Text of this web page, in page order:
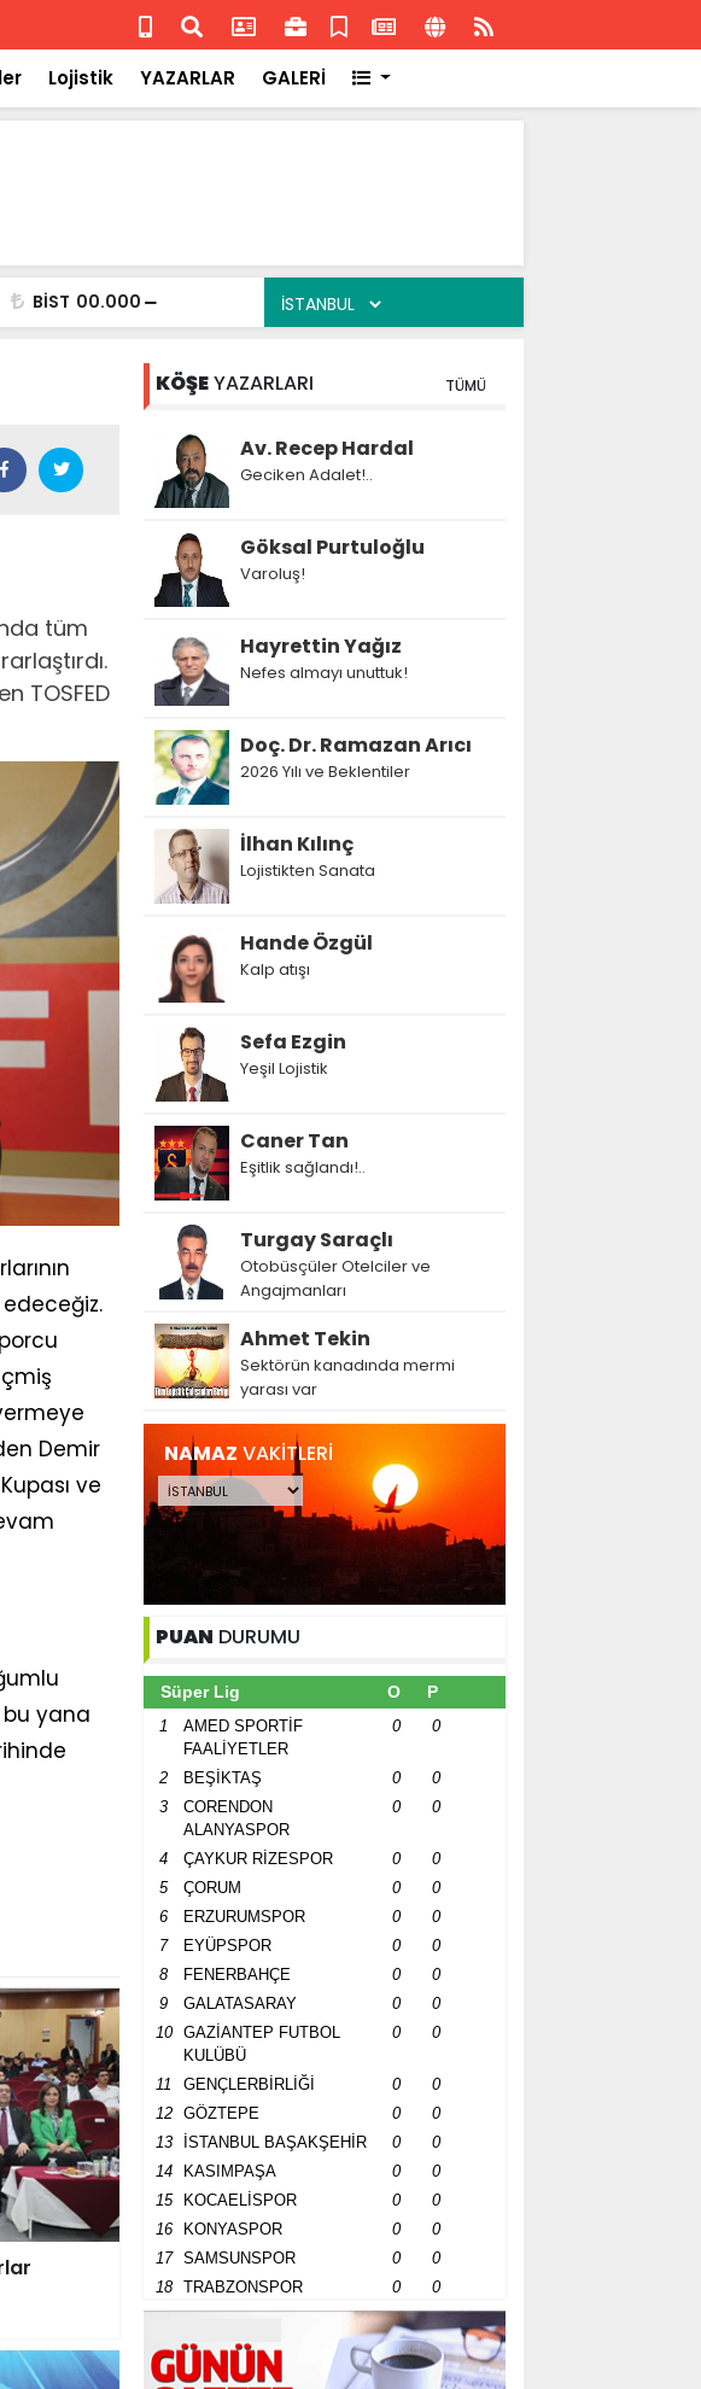
Isuzu'nun Fransa'daki başarısı
Lojistik YAZARLAR GALERİ
BİST 00.000
tüm
TOSFED
Demir
ve
bu yana
KÖŞEYAZARLARI TÜMÜ
Av. Recep Hardal
Geciken Adalet!..
Göksal Purtuloğlu
Varoluş!
Hayrettin Yağız
Nefes almayı unuttuk!
Doç. Dr. Ramazan Arıcı
2026 Yılı ve Beklentiler
İlhan Kılınç
Lojistikten Sanata
Hande Özgül
Kalp atışı
Sefa Ezgin
Yeşil Lojistik
Caner Tan
Eşitlik sağlandı!..
Turgay Saraçlı
Otobüsçüler Otelciler ve
Angajmanları
Ahmet Tekin
Sektörün kanadında mermi
yarası var
NAMAZ VAKİTLERİ
PUAN DURUMU
Süper Lig O P
1
AMED SPORTİF
FAALİYETLER
0 0
2 BEŞİKTAŞ 0
0
3
CORENDON
ALANYASPOR
0 0
4 ÇAYKUR RİZESPOR 0
0
5
ÇORUM 0
0
6
ERZURUMSPOR 0
0
7
EYÜPSPOR 0
0
8
FENERBAHÇE 0
0
9
GALATASARAY 0
0
10
GAZİANTEP FUTBOL
KULÜBÜ
0 0
11 GENÇLERBİRLİĞİ 0
0
12
GÖZTEPE 0
0
13
İSTANBUL BAŞAKŞEHİR 0
0
14
KASIMPAŞA 0
0
15
KOCAELİSPOR 0
0
16
KONYASPOR 0
0
17
SAMSUNSPOR 0
0
18
TRABZONSPOR 0 0